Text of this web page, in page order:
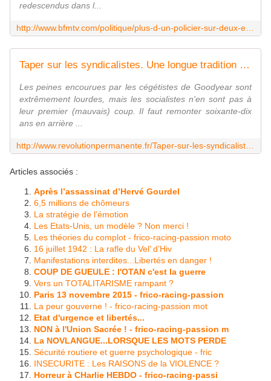
redescendus dans l...
Taper sur les syndicalistes. Une longue tradition chez les socialistes
Les peines encourues par les cégétistes de Goodyear sont
extrêmement lourdes, mais les socialistes n'en sont pas à
leur premier (mauvais) coup. Il faut remonter soixante-dix
ans en arrière ...
Articles associés :
Après l’assassinat d’Hervé Gourdel
6,5 millions de chômeurs
La stratégie de l’émotion
Les Etats-Unis, un modèle ? Non merci !
Les théories du complot - frico-racing-passion moto
16 juillet 1942 : La rafle du Vel’ d’Hiv
Manifestations interdites...Libertés en danger !
COUP DE GUEULE : l'OTAN c'est la guerre
Vers un TOTALITARISME rampant ?
Paris 13 novembre 2015 - frico-racing-passion
La peur gouverne ! - frico-racing-passion mot
Etat d'urgence et libertés...
NON à l'Union Sacrée ! - frico-racing-passion m
La NOVLANGUE...LORSQUE LES MOTS PERDE
Sécurité routiere et guerre psychologique - fric
INSECURITE : Les RAISONS de la VIOLENCE ?
Horreur à CHarlie HEBDO - frico-racing-passi